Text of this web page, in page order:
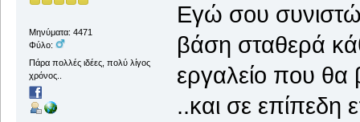
Μηνύματα: 4471
Φύλο:
Πάρα πολλές ιδέες, πολύ λίγος
χρόνος..
Εγώ σου συνιστώ
βάση σταθερά
εργαλείο που θα
..και σε επίπεδη